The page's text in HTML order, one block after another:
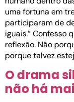
uma fortuna em
participaram de
iguais.” Confesso
reflexão. Não
porque talvez
O drama
não há